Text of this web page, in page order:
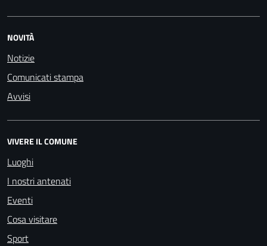
NOVITÀ
Notizie
Comunicati stampa
Avvisi
VIVERE IL COMUNE
Luoghi
I nostri antenati
Eventi
Cosa visitare
Sport